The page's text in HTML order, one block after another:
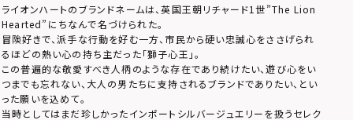
ライオンハートのブランドネームは、英国王朝リチャード1世”The Lion
Hearted”にちなんで名づけられた。
冒険好きで、派手な行動を好む一方、市民から硬い忠誠心をささげられ
るほどの熱い心の持ち主だった「獅子心王」。
この普遍的な敬愛すべき人柄のような存在であり続けたい、遊び心をい
つまでも忘れない、大人の男たちに支持されるブランドでありたい、とい
った願いを込めて。
当時としてはまだ珍しかったインポートシルバージュエリーを扱うセレク